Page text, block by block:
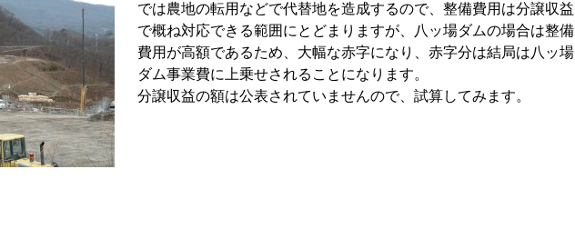
では農地の転用などで代替地を造成するので、整備費用は分譲収益
で概ね対応できる範囲にとどまりますが、八ッ場ダムの場合は整備
費用が高額であるため、大幅な赤字になり、赤字分は結局は八ッ場
ダム事業費に上乗せされることになります。
分譲収益の額は公表されていませんので、試算してみます。